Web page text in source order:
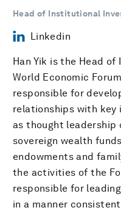
Head of Institutional
Linkedin
Han Yik is the Head
World Economic
responsible for
relationships with
as thought leadership
sovereign wealth
endowments and
the activities of the
responsible for
in a manner